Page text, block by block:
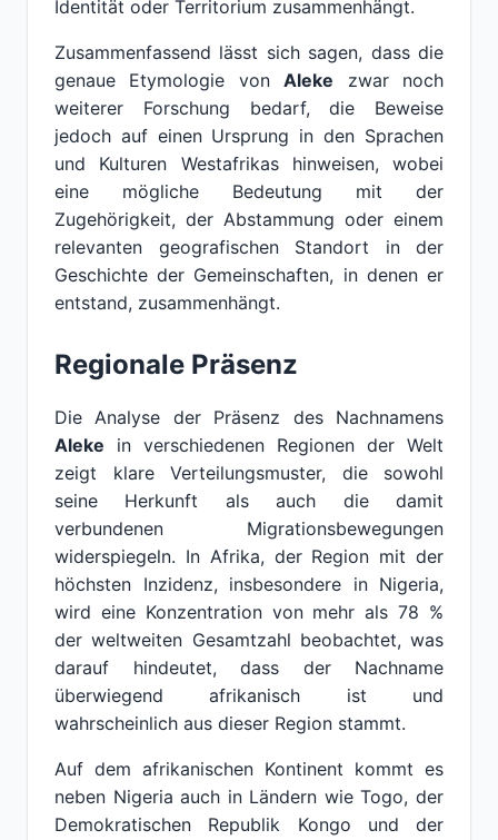
Identität oder Territorium zusammenhängt.
Zusammenfassend lässt sich sagen, dass die
genaue Etymologie vonAleke zwar noch
weiterer Forschung bedarf, die Beweise
jedoch auf einen Ursprung in den Sprachen
und Kulturen Westafrikas hinweisen, wobei
eine mögliche Bedeutung mit der
Zugehörigkeit, der Abstammung oder einem
relevanten geografischen Standort in der
Geschichte der Gemeinschaften, in denen er
entstand, zusammenhängt.
Regionale Präsenz
Die Analyse der Präsenz des Nachnamens
Aleke in verschiedenen Regionen der Welt
zeigt klare Verteilungsmuster, die sowohl
seine Herkunft als auch die damit
verbundenen Migrationsbewegungen
widerspiegeln. In Afrika, der Region mit der
höchsten Inzidenz, insbesondere in Nigeria,
wird eine Konzentration von mehr als 78 %
der weltweiten Gesamtzahl beobachtet, was
darauf hindeutet, dass der Nachname
überwiegend afrikanisch ist und
wahrscheinlich aus dieser Region stammt.
Auf dem afrikanischen Kontinent kommt es
neben Nigeria auch in Ländern wie Togo, der
Demokratischen Republik Kongo und der